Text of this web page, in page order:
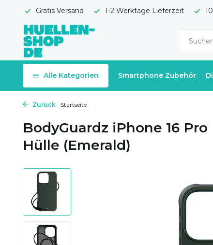
Gratis Versand 1-2 Werktage Lieferzeit
Alle Kategorien Smartphone Zubehör
Zurück Startseite
BodyGuardz iPhone 16
Hülle (Emerald)